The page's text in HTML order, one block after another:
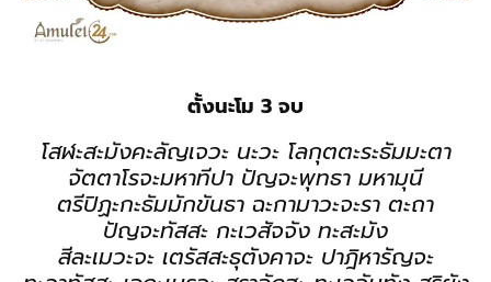
ตั้งนะโม 3 จบ
โสฬะสะมังคะลัญเจวะ นะวะ โลกุตตะระธัมมะตา
จัตตาโรจะมหาทีปา ปัญจะพุทธา มหามุนี
ตรีปิฏะกะธัมมักขันธา ฉะกามาวะจะรา ตะถา
ปัญจะทัสสะ กะเวสัจจัง ทะสะมัง
สีละเมวะจะ เตรัสสะธุตังคาจะ ปาฎิหารัญจะ